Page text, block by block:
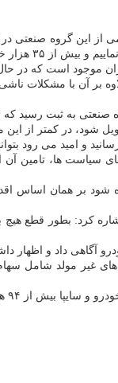
این گروه صنعتی در
ارائه خواهیم کرد.
موجود است که در
آن با مشکلات ناشی
شود، در کمتر از
سیاست ها، تامین
شود بر همان اساس
کرد: بطور قطع
داد و اظهار
غیر مولد شامل
دستگاه اعلام شده بود.